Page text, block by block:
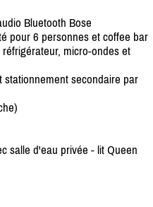
Bluetooth Bose
pour 6 personnes et coffee bar
micro-ondes et
secondaire par
salle d'eau privée - lit Queen